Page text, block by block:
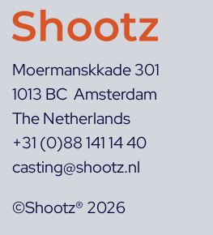
Moermanskkade 301
1013 BC Amsterdam
The Netherlands
+31 (0)88 141 14 40
casting@shootz.nl
©Shootz® 2026